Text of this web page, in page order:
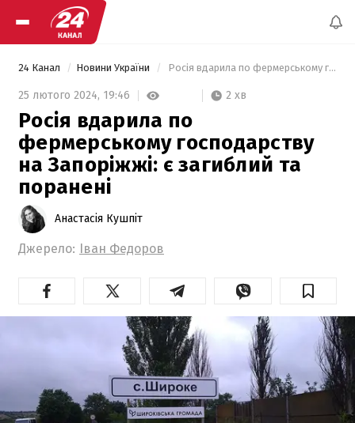
24 Канал Новини України Росія вдарила по фермерському господарству на Запоріжжі: є загиблий та поранені
25 лютого 2024, 19:46 2 хв
Росія вдарила по
фермерському господарству
на Запоріжжі: є загиблий та
поранені
Анастасія Кушпіт
Джерело: Іван Федоров